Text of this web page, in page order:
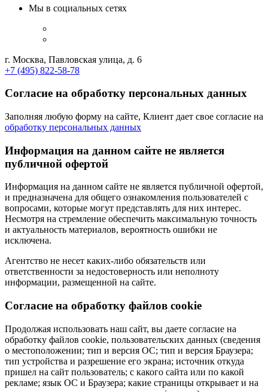
Мы в социальных сетях
г. Москва, Павловская улица, д. 6
+7 (495) 822-58-78
Согласие на обработку персональных данных
Заполняя любую форму на сайте, Клиент дает свое согласие на
обработку персональных данных
Информация на данном сайте не является
публичной офертой
Информация на данном сайте не является публичной офертой,
и предназначена для общего ознакомления пользователей с
вопросами, которые могут представлять для них интерес.
Несмотря на стремление обеспечить максимальную точность
и актуальность материалов, вероятность ошибки не
исключена.
Агентство не несет каких-либо обязательств или
ответственности за недостоверность или неполноту
информации, размещенной на сайте.
Cогласие на обработку файлов cookie
Продолжая использовать наш сайт, вы даете согласие на
обработку файлов cookie, пользовательских данных (сведения
о местоположении; тип и версия ОС; тип и версия Браузера;
тип устройства и разрешение его экрана; источник откуда
пришел на сайт пользователь; с какого сайта или по какой
рекламе; язык ОС и Браузера; какие страницы открывает и на